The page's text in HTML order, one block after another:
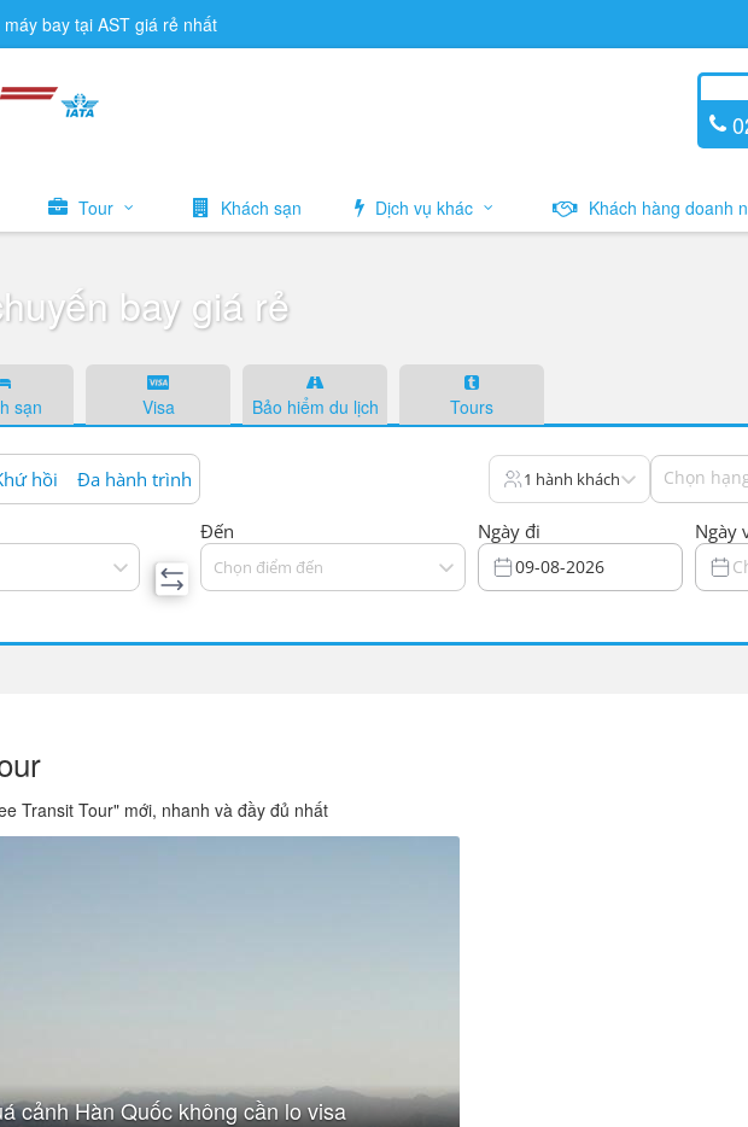
bay tại AST giá rẻ nhất
Tour Khách sạn Dịch vụ khác Khách hàng doanh
bay giá rẻ
sạn Visa Bảo hiểm du lịch Tours
hồi Đa hành trình 1 hành khách Chọn
Đến
Chọn điểm đến
Ngày đi
09-08-2026
Ngày
Transit Tour" mới, nhanh và đầy đủ nhất
cảnh Hàn Quốc không cần lo visa